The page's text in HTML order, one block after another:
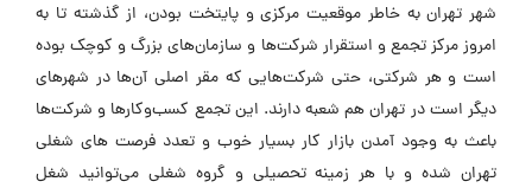
شهر تهران به خاطر موقعیت مرکزی و پایتخت بودن، از گذشته تا به
امروز مرکز تجمع و استقرار شرکت‌ها و سازمان‌های بزرگ و کوچک بوده
است و هر شرکتی، حتی شرکت‌هایی که مقر اصلی آن‌ها در شهرهای
دیگر است در تهران هم شعبه دارند. این تجمع کسب‌وکارها و شرکت‌ها
باعث به وجود آمدن بازار کار بسیار خوب و تعدد فرصت های شغلی
تهران شده و با هر زمینه تحصیلی و گروه شغلی می‌توانید شغل